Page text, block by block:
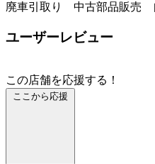
廃車引取り 中古部品販売
ユーザーレビュー
この店舗を応援する！
ここから応援